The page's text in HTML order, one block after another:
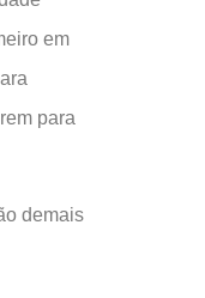
em
para
demais